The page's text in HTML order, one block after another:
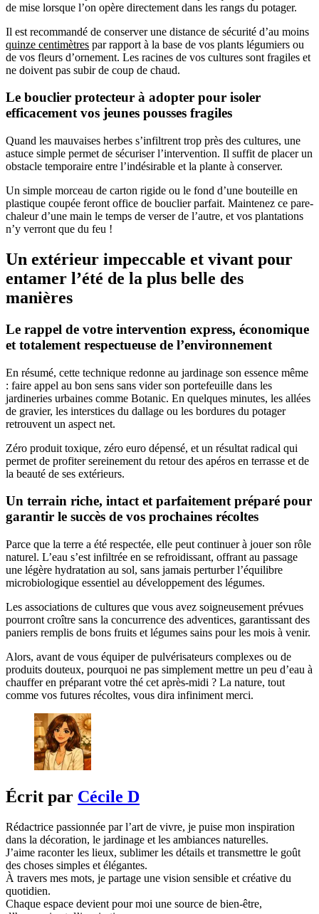
de mise lorsque l’on opère directement dans les rangs du potager.
Il est recommandé de conserver une distance de sécurité d’au moins
quinze centimètres par rapport à la base de vos plants légumiers ou
de vos fleurs d’ornement. Les racines de vos cultures sont fragiles et
ne doivent pas subir de coup de chaud.
Le bouclier protecteur à adopter pour isoler
efficacement vos jeunes pousses fragiles
Quand les mauvaises herbes s’infiltrent trop près des cultures, une
astuce simple permet de sécuriser l’intervention. Il suffit de placer un
obstacle temporaire entre l’indésirable et la plante à conserver.
Un simple morceau de carton rigide ou le fond d’une bouteille en
plastique coupée feront office de bouclier parfait. Maintenez ce pare-
chaleur d’une main le temps de verser de l’autre, et vos plantations
n’y verront que du feu !
Un extérieur impeccable et vivant pour
entamer l’été de la plus belle des
manières
Le rappel de votre intervention express, économique
et totalement respectueuse de l’environnement
En résumé, cette technique redonne au jardinage son essence même
: faire appel au bon sens sans vider son portefeuille dans les
jardineries urbaines comme Botanic. En quelques minutes, les allées
de gravier, les interstices du dallage ou les bordures du potager
retrouvent un aspect net.
Zéro produit toxique, zéro euro dépensé, et un résultat radical qui
permet de profiter sereinement du retour des apéros en terrasse et de
la beauté de ses extérieurs.
Un terrain riche, intact et parfaitement préparé pour
garantir le succès de vos prochaines récoltes
Parce que la terre a été respectée, elle peut continuer à jouer son rôle
naturel. L’eau s’est infiltrée en se refroidissant, offrant au passage
une légère hydratation au sol, sans jamais perturber l’équilibre
microbiologique essentiel au développement des légumes.
Les associations de cultures que vous avez soigneusement prévues
pourront croître sans la concurrence des adventices, garantissant des
paniers remplis de bons fruits et légumes sains pour les mois à venir.
Alors, avant de vous équiper de pulvérisateurs complexes ou de
produits douteux, pourquoi ne pas simplement mettre un peu d’eau à
chauffer en préparant votre thé cet après-midi ? La nature, tout
comme vos futures récoltes, vous dira infiniment merci.
Écrit par Cécile D
Rédactrice passionnée par l’art de vivre, je puise mon inspiration
dans la décoration, le jardinage et les ambiances naturelles.
J’aime raconter les lieux, sublimer les détails et transmettre le goût
des choses simples et élégantes.
À travers mes mots, je partage une vision sensible et créative du
quotidien.
Chaque espace devient pour moi une source de bien-être,